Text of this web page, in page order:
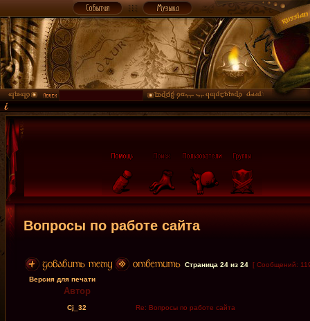
Вопросы по работе сайта
Страница 24 из 24 [ Сообщений:
Версия для печати
Автор
Cj_32 Re: Вопросы по работе сайта